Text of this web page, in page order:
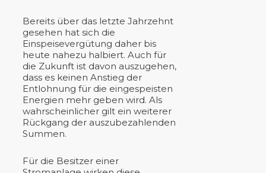
Bereits über das letzte Jahrzehnt
gesehen hat sich die
Einspeisevergütung daher bis
heute nahezu halbiert. Auch für
die Zukunft ist davon auszugehen,
dass es keinen Anstieg der
Entlohnung für die eingespeisten
Energien mehr geben wird. Als
wahrscheinlicher gilt ein weiterer
Rückgang der auszubezahlenden
Summen.
Für die Besitzer einer